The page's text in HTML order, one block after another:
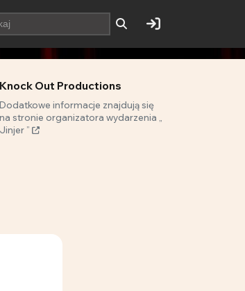
Knock Out Productions
Dodatkowe informacje znajdują się
na stronie organizatora wydarzenia „
Jinjer ”